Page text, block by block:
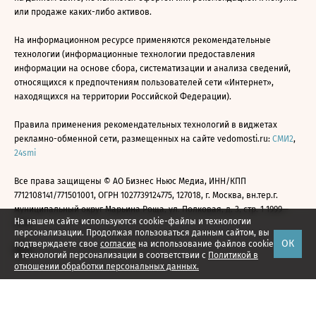
На нашем сайте используются cookie-файлы и технологии
персонализации. Продолжая пользоваться данным сайтом, вы
подтверждаете свое согласие на использование файлов cookie
и технологий персонализации в соответствии с Политикой в
отношении обработки персональных данных.
ОК
или продаже каких-либо активов.
На информационном ресурсе применяются рекомендательные
технологии (информационные технологии предоставления
информации на основе сбора, систематизации и анализа сведений,
относящихся к предпочтениям пользователей сети «Интернет»,
находящихся на территории Российской Федерации).
Правила применения рекомендательных технологий в виджетах
рекламно-обменной сети, размещенных на сайте vedomosti.ru: СМИ2,
24smi
Все права защищены © АО Бизнес Ньюс Медиа, ИНН/КПП
7712108141/771501001, ОГРН 1027739124775, 127018, г. Москва, вн.тер.г.
муниципальный округ Марьина Роща, ул. Полковая, д. 3, стр. 1 1999—
2026